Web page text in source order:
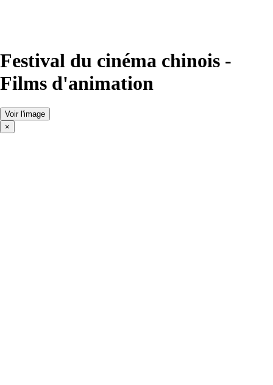
Festival du cinéma chinois -
Films d'animation
Voir l'image
×